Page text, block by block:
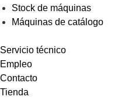
Stock de máquinas
Máquinas de catálogo
Servicio técnico
Empleo
Contacto
Tienda